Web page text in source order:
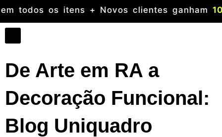
50 %em todos os itens + Novos clientes
De Arte em RA a
Decoração Funcional:
Blog Uniquadro